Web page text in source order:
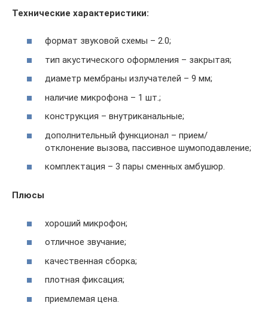
Технические характеристики:
формат звуковой схемы – 2.0;
тип акустического оформления – закрытая;
диаметр мембраны излучателей – 9 мм;
наличие микрофона – 1 шт.;
конструкция – внутриканальные;
дополнительный функционал – прием/
отклонение вызова, пассивное шумоподавление;
комплектация – 3 пары сменных амбушюр.
Плюсы
хороший микрофон;
отличное звучание;
качественная сборка;
плотная фиксация;
приемлемая цена.